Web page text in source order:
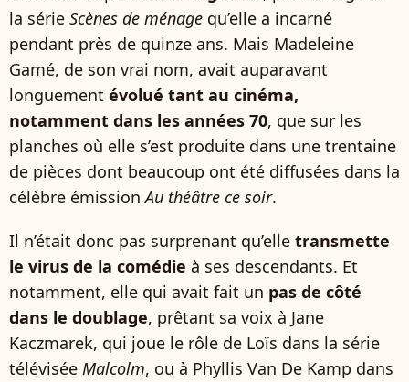
la série Scènes de ménage qu’elle a incarné
pendant près de quinze ans. Mais Madeleine
Gamé, de son vrai nom, avait auparavant
longuement évolué tant au cinéma,
notamment dans les années 70, que sur les
planches où elle s’est produite dans une trentaine
de pièces dont beaucoup ont été diffusées dans la
célèbre émissionAu théâtre ce soir.
Il n’était donc pas surprenant qu’elle transmette
le virus de la comédie à ses descendants. Et
notamment, elle qui avait fait un pas de côté
dans le doublage, prêtant sa voix à Jane
Kaczmarek, qui joue le rôle de Loïs dans la série
télévisée Malcolm, ou à Phyllis Van De Kamp dans